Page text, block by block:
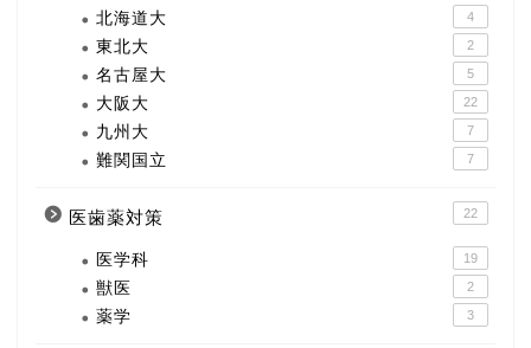
北海道大 4
東北大 2
名古屋大 5
大阪大 22
九州大 7
難関国立 7
医歯薬対策 22
医学科 19
獣医 2
薬学 3